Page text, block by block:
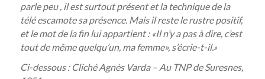
parle peu , il est surtout présent et la technique de la
télé escamote sa présence. Mais il reste le rustre positif,
et le mot de la fin lui appartient : «Il n’y a pas à dire, c’est
tout de même quelqu’un, ma femme», s’écrie-t-il.»
Ci-dessous : Cliché Agnès Varda – Au TNP de Suresnes,